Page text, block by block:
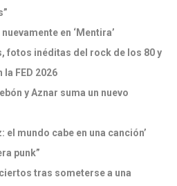
en ‘Mentira’
fotos inéditas del rock de los 80 y
FED 2026
y Aznar suma un nuevo
el mundo cabe en una canción’
punk”
tras someterse a una